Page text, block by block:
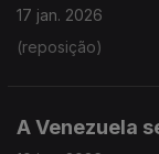
17 jan. 2026
(reposição)
A Venezuela